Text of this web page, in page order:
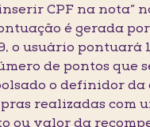
CPF na nota”
é gerada
o usuário pontuará
de pontos
o definidor
realizadas
ou valor da